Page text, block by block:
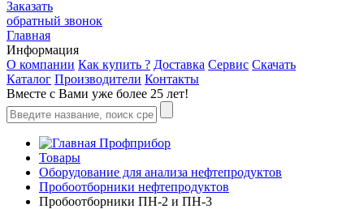
Заказать
обратный звонок
Главная
Информация
О компании Как купить ? Доставка Сервис Скачать
Каталог Производители Контакты
Вместе с Вами уже более 25 лет!
Профприбор
Товары
Оборудование для анализа нефтепродуктов
Пробоотборники нефтепродуктов
Пробоотборники ПН-2 и ПН-3